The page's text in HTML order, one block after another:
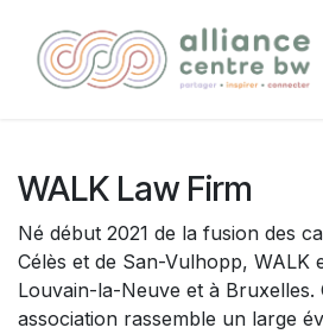
WALK Law Firm
Né début 2021 de la fusion des
Célès et de San-Vulhopp, WALK
Louvain-la-Neuve et à Bruxelles.
association rassemble un large